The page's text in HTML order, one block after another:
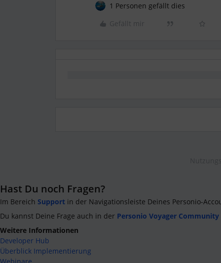
1 Personen gefällt dies
Gefällt mir
Hast Du noch Fragen?
Im Bereich Support in der Navigationsleiste Deines Personio-
Du kannst Deine Frage auch in der Personio Voyager Community
Weitere Informationen
Developer Hub
Überblick Implementierung